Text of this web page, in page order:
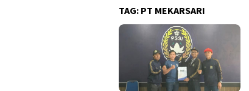
TAG: PT MEKARSARI